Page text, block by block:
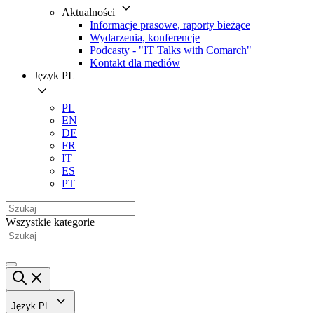
Aktualności
Informacje prasowe, raporty bieżące
Wydarzenia, konferencje
Podcasty - "IT Talks with Comarch"
Kontakt dla mediów
Język PL
PL
EN
DE
FR
IT
ES
PT
Wszystkie kategorie
Język PL